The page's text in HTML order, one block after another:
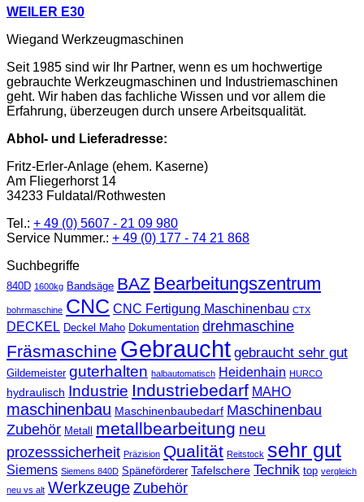
WEILER E30
Wiegand Werkzeugmaschinen
Seit 1985 sind wir Ihr Partner, wenn es um hochwertige
gebrauchte Werkzeugmaschinen und Industriemaschinen
geht. Wir haben das fachliche Wissen und vor allem die
Erfahrung, überzeugen durch unsere Arbeitsqualität.
Abhol- und Lieferadresse:
Fritz-Erler-Anlage (ehem. Kaserne)
Am Fliegerhorst 14
34233 Fuldatal/Rothwesten
Tel.: + 49 (0) 5607 - 21 09 980
Service Nummer.: + 49 (0) 177 - 74 21 868
Suchbegriffe
840D 1600kg Bandsäge BAZ Bearbeitungszentrum
bohrmaschine CNC CNC Fertigung Maschinenbau CTX
DECKEL Deckel Maho Dokumentation drehmaschine
Fräsmaschine Gebraucht gebraucht sehr gut
Gildemeister guterhalten halbautomatisch Heidenhain HURCO
hydraulisch Industrie Industriebedarf MAHO
maschinenbau Maschinenbaubedarf Maschinenbau
Zubehör Metall metallbearbeitung neu
prozesssicherheit Präzision Qualität Reitstock sehr gut
Siemens Siemens 840D Späneförderer Tafelschere Technik top vergleich
neu vs alt Werkzeuge Zubehör